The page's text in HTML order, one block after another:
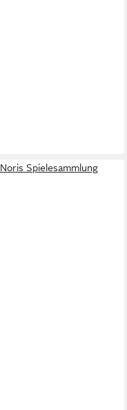
Noris Spielesammlung